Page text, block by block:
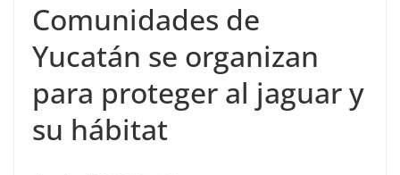
Comunidades de
Yucatán se organizan
para proteger al jaguar y
su hábitat